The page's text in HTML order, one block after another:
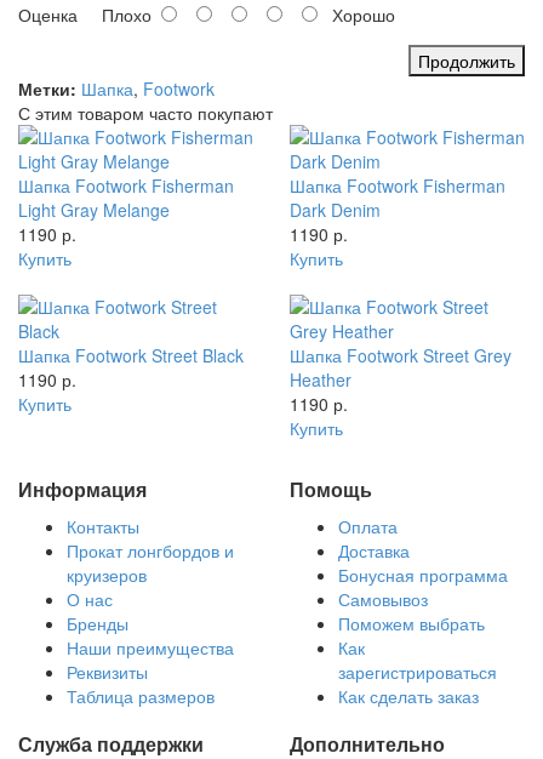
Оценка Плохо
Хорошо
Продолжить
Метки: Шапка, Footwork
С этим товаром часто покупают
Шапка Footwork Fisherman
Light Gray Melange
1190 р.
Купить
Шапка Footwork Fisherman
Dark Denim
1190 р.
Купить
Шапка Footwork Street Black
1190 р.
Купить
Шапка Footwork Street Grey
Heather
1190 р.
Купить
Информация
Контакты
Прокат лонгбордов и
круизеров
О нас
Бренды
Наши преимущества
Реквизиты
Таблица размеров
Помощь
Оплата
Доставка
Бонусная программа
Самовывоз
Поможем выбрать
Как
зарегистрироваться
Как сделать заказ
Служба поддержки Дополнительно